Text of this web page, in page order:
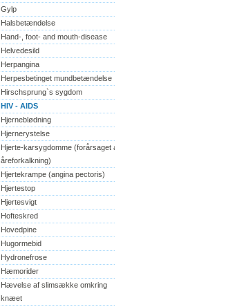
Gylp
Halsbetændelse
Hand-, foot- and mouth-disease
Helvedesild
Herpangina
Herpesbetinget mundbetændelse
Hirschsprung`s sygdom
HIV - AIDS
Hjerneblødning
Hjernerystelse
Hjerte-karsygdomme (forårsaget af
åreforkalkning)
Hjertekrampe (angina pectoris)
Hjertestop
Hjertesvigt
Hofteskred
Hovedpine
Hugormebid
Hydronefrose
Hæmorider
Hævelse af slimsække omkring
knæet